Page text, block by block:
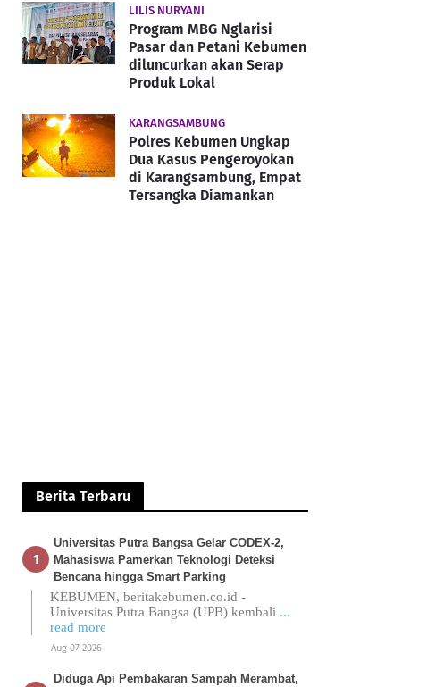
LILIS NURYANI
Program MBG Nglarisi
Pasar dan Petani Kebumen
diluncurkan akan Serap
Produk Lokal
KARANGSAMBUNG
Polres Kebumen Ungkap
Dua Kasus Pengeroyokan
di Karangsambung, Empat
Tersangka Diamankan
Berita Terbaru
Universitas Putra Bangsa Gelar CODEX-2,
Mahasiswa Pamerkan Teknologi Deteksi
Bencana hingga Smart Parking
KEBUMEN, beritakebumen.co.id -
Universitas Putra Bangsa (UPB) kembali ...
read more
Aug 07 2026
Diduga Api Pembakaran Sampah Merambat,